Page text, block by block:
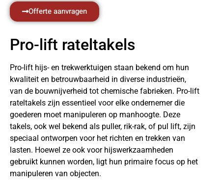
Offerte aanvragen
Pro-lift rateltakels
Pro-lift hijs- en trekwerktuigen staan bekend om hun
kwaliteit en betrouwbaarheid in diverse industrieën,
van de bouwnijverheid tot chemische fabrieken. Pro-lift
rateltakels zijn essentieel voor elke ondernemer die
goederen moet manipuleren op manhoogte. Deze
takels, ook wel bekend als puller, rik-rak, of pul lift, zijn
speciaal ontworpen voor het richten en trekken van
lasten. Hoewel ze ook voor hijswerkzaamheden
gebruikt kunnen worden, ligt hun primaire focus op het
manipuleren van objecten.